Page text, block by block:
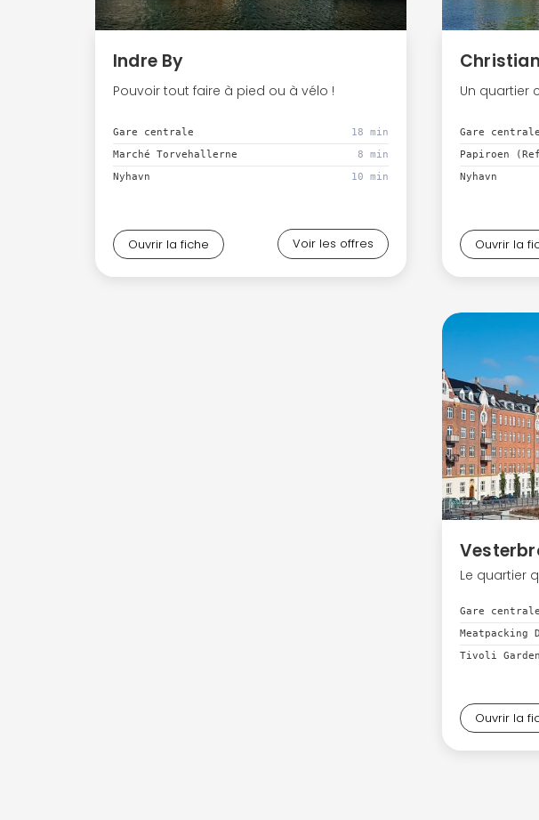
Indre By
Pouvoir tout faire à pied ou à vélo !
Gare centrale
18 min
Marché Torvehallerne
8 min
Nyhavn
10 min
Ouvrir la fiche Voir les offres
Un quartier
Gare centrale
Papiroen
Nyhavn
Ouvrir la
Le quartier
Gare centrale
Tivoli
Ouvrir la